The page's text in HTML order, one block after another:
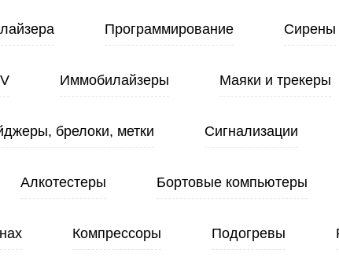
Программирование Сирены
Иммобилайзеры Маяки и трекеры
брелоки, метки Сигнализации
Алкотестеры Бортовые компьютеры
Компрессоры Подогревы